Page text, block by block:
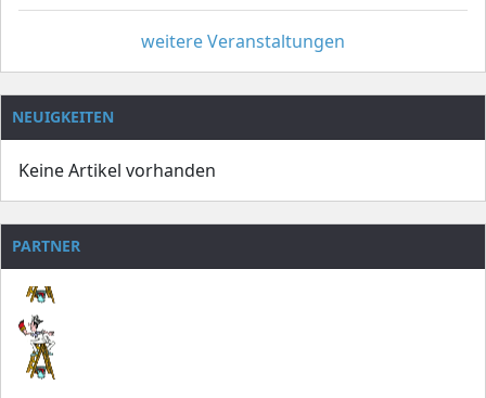
weitere Veranstaltungen
NEUIGKEITEN
Keine Artikel vorhanden
PARTNER